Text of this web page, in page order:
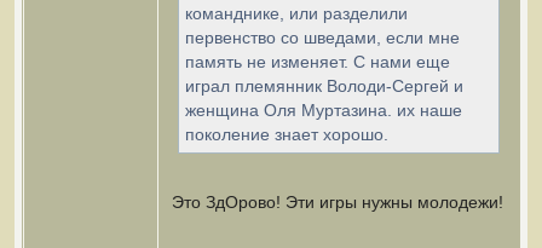
команднике, или разделили
первенство со шведами, если мне
память не изменяет. С нами еще
играл племянник Володи-Сергей и
женщина Оля Муртазина. их наше
поколение знает хорошо.
Это ЗдОрово! Эти игры нужны молодежи!